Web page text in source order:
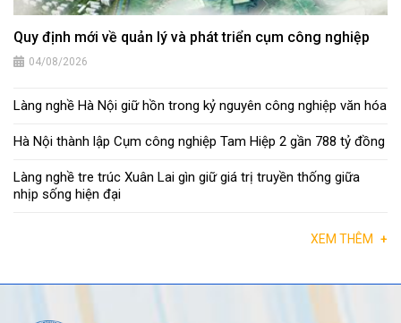
Quy định mới về quản lý và phát triển cụm công nghiệp
04/08/2026
Làng nghề Hà Nội giữ hồn trong kỷ nguyên công nghiệp văn hóa
Hà Nội thành lập Cụm công nghiệp Tam Hiệp 2 gần 788 tỷ đồng
Làng nghề tre trúc Xuân Lai gìn giữ giá trị truyền thống giữa
nhịp sống hiện đại
XEM THÊM +